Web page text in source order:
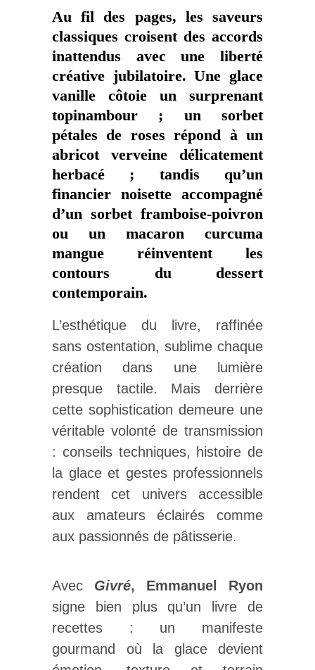
Au fil des pages, les saveurs
classiques croisent des accords
inattendus avec une liberté
créative jubilatoire. Une glace
vanille côtoie un surprenant
topinambour ; un sorbet
pétales de roses répond à un
abricot verveine délicatement
herbacé ; tandis qu’un
financier noisette accompagné
d’un sorbet framboise-poivron
ou un macaron curcuma
mangue réinventent les
contours du dessert
contemporain.
L’esthétique du livre, raffinée
sans ostentation, sublime chaque
création dans une lumière
presque tactile. Mais derrière
cette sophistication demeure une
véritable volonté de transmission
: conseils techniques, histoire de
la glace et gestes professionnels
rendent cet univers accessible
aux amateurs éclairés comme
aux passionnés de pâtisserie.
Avec Givré, Emmanuel Ryon
signe bien plus qu’un livre de
recettes : un manifeste
gourmand où la glace devient